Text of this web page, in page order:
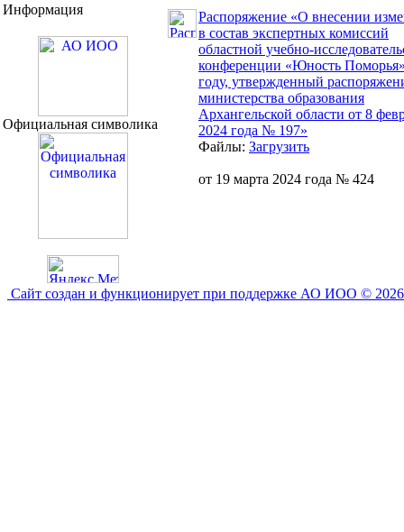
Информация
Официальная символика
Распоряжение «О внесении
в состав экспертных комиссий
областной учебно-
конференции «Юность
году, утвержденный
министерства образования
Архангельской области от 8
2024 года № 197»
Файлы: Загрузить
от 19 марта 2024 года № 424
Сайт создан и функционирует при поддержке АО ИОО © 2026